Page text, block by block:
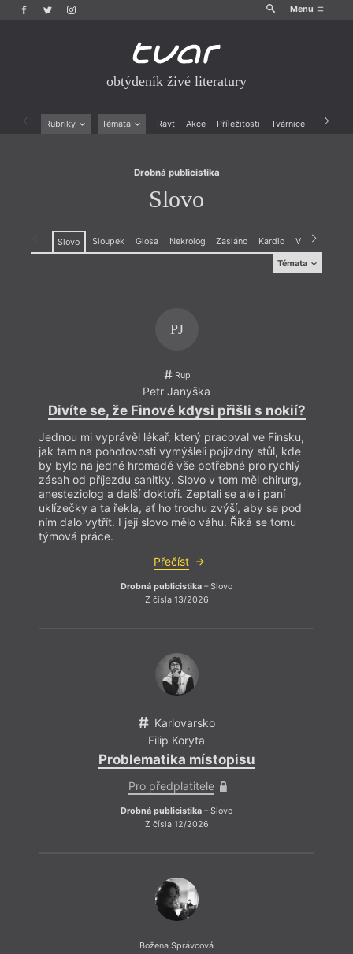
Menu
obtýdeník živé literatury
Rubriky Témata Ravt Akce Příležitosti Tvárnice Archiv
Rozhovory
Dokument
Výroční ceny
Drobná publicistika
Slovo
Drobná publicistika
Slovo Sloupek Glosa Nekrolog Zasláno Kardio Výročí
Témata
PJ
Rup
Petr Janyška
Divíte se, že Finové kdysi přišli s nokií?
Jednou mi vyprávěl lékař, který pracoval ve Finsku,
jak tam na pohotovosti vymýšleli pojízdný stůl, kde
by bylo na jedné hromadě vše potřebné pro rychlý
zásah od příjezdu sanitky. Slovo v tom měl chirurg,
anesteziolog a další doktoři. Zeptali se ale i paní
uklízečky a ta řekla, ať ho trochu zvýší, aby se pod
ním dalo vytřít. I její slovo mělo váhu. Říká se tomu
týmová práce.
Přečíst
Drobná publicistika – Slovo
Z čísla 13/2026
Karlovarsko
Filip Koryta
Problematika místopisu
Pro předplatitele
Drobná publicistika – Slovo
Z čísla 12/2026
Božena Správcová